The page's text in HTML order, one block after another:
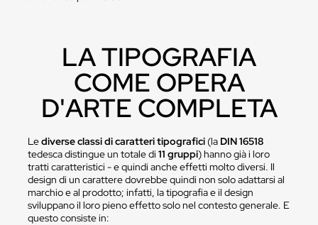
LA TIPOGRAFIA
COME OPERA
D'ARTE COMPLETA
Lediverse classi di caratteri tipografici (la DIN 16518
tedesca distingue un totale di11 gruppi) hanno già i loro
tratti caratteristici - e quindi anche effetti molto diversi. Il
design di un carattere dovrebbe quindi non solo adattarsi al
marchio e al prodotto; infatti, la tipografia e il design
sviluppano il loro pieno effetto solo nel contesto generale. E
questo consiste in: